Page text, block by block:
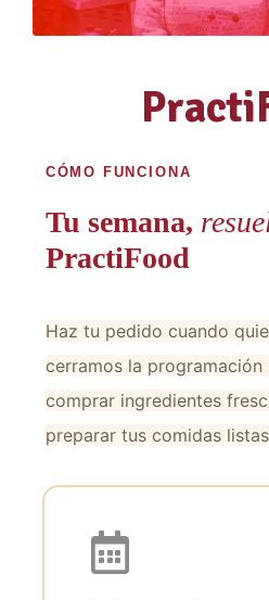
CÓMO FUNCIONA
Tu semana,
PractiFood
Haz tu pedido cuando
cerramos la programación
comprar ingredientes
preparar tus comidas